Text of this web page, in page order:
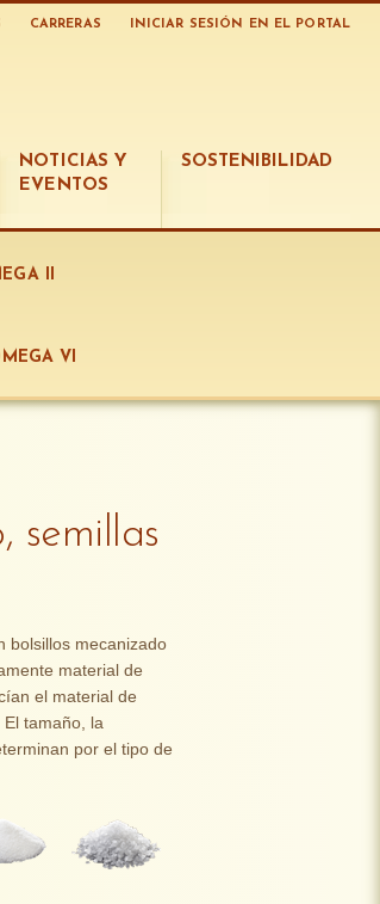
CARRERAS INICIAR SESIÓN EN EL PORTAL
NOTICIAS Y
EVENTOS
SOSTENIBILIDAD
II
VI
semillas
bolsillos mecanizado
material de
el material de
tamaño, la
por el tipo de